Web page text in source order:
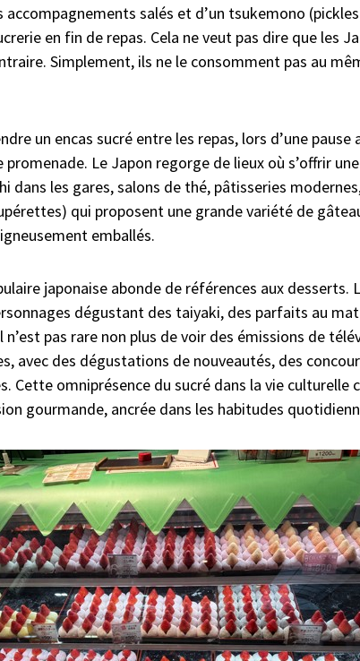
accompagnements salés et d’un tsukemono
en fin de repas. Cela ne veut pas dire que les
Simplement, ils ne le consomment pas au
un encas sucré entre les repas, lors d’une
promenade. Le Japon regorge de lieux où s’offrir
dans les gares, salons de thé, pâtisseries
qui proposent une grande variété de
emballés.
japonaise abonde de références aux desserts.
dégustant des taiyaki, des parfaits au
pas rare non plus de voir des émissions de
avec des dégustations de nouveautés, des
Cette omniprésence du sucré dans la vie culturelle
gourmande, ancrée dans les habitudes